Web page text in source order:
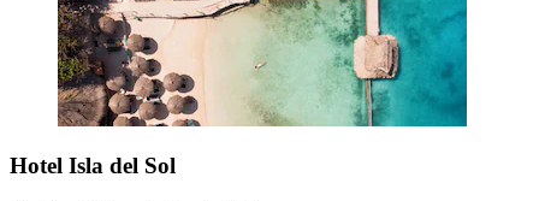
Hotel Isla del Sol